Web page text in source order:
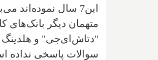
این7 سال نموده‌اند می‌باشد.
متهمان دیگر بانک‌های
"دتاش‌ای‌جی" و هلدینگ
سوالات پاسخی نداده